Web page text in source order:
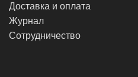
Доставка и оплата
Журнал
Сотрудничество